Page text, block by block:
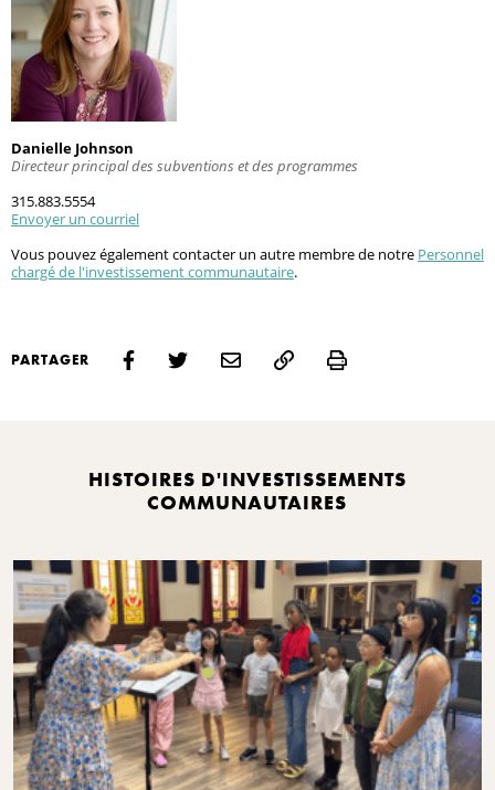
Danielle Johnson
Directeur principal des subventions et des programmes
315.883.5554
Envoyer un courriel
Vous pouvez également contacter un autre membre de notre Personnel
chargé de l'investissement communautaire.
PARTAGER Print
HISTOIRES D'INVESTISSEMENTS
COMMUNAUTAIRES